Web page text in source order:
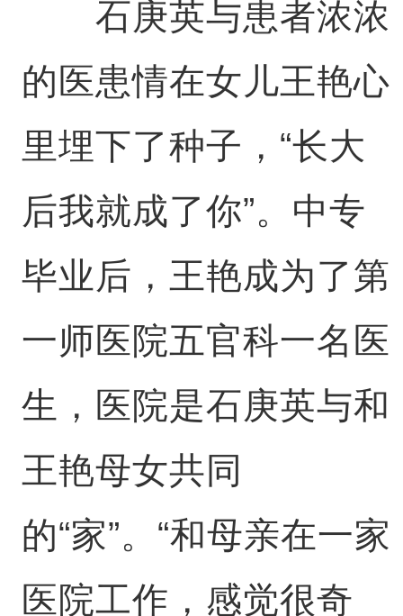
石庚英与患者浓浓
的医患情在女儿王艳心
里埋下了种子，“长大
后我就成了你”。中专
毕业后，王艳成为了第
一师医院五官科一名医
生，医院是石庚英与和
王艳母女共同
的“家”。“和母亲在一家
医院工作，感觉很奇